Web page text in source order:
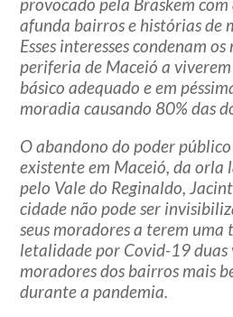
afunda bairros e histórias de
Esses interesses condenam
periferia de Maceió a
básico adequado e em
moradia causando 80% das
O abandono do poder
existente em Maceió, da orla
pelo Vale do Reginaldo,
cidade não pode ser
seus moradores a terem uma
letalidade por Covid-19 duas
moradores dos bairros mais
durante a pandemia.